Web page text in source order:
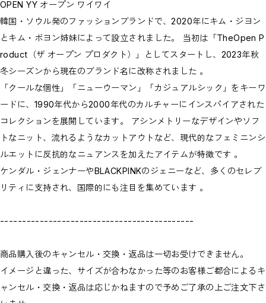
OPEN YY オープン ワイワイ
韓国・ソウル発のファッションブランドで、2020年にキム・ジヨン
とキム・ボヨン姉妹によって設立されました。 当初は「TheOpen P
roduct（ザ オープン プロダクト）」としてスタートし、2023年秋
冬シーズンから現在のブランド名に改称されました 。
「クールな個性」「ニューウーマン」「カジュアルシック」をキーワ
ードに、1990年代から2000年代のカルチャーにインスパイアされた
コレクションを展開しています。 アシンメトリーなデザインやソフ
トなニット、流れるようなカットアウトなど、現代的なフェミニンシ
ルエットに反抗的なニュアンスを加えたアイテムが特徴です 。
ケンダル・ジェンナーやBLACKPINKのジェニーなど、多くのセレブ
リティに支持され、国際的にも注目を集めています 。
--------------------------------------------
商品購入後のキャンセル・交換・返品は一切お受けできません。
イメージと違った、サイズが合わなかった等のお客様ご都合によるキ
ャンセル・交換・返品は応じかねますので予めご了承の上ご注文下さ